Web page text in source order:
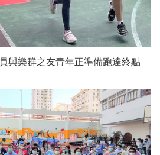
與樂群之友青年正準備跑達終點